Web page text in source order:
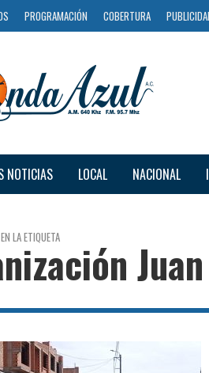
PROGRAMACIÓN COBERTURA
NOTICIAS LOCAL NACIONAL
LA ETIQUETA